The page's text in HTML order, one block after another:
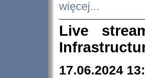
więcej...
Live
17.06.2024